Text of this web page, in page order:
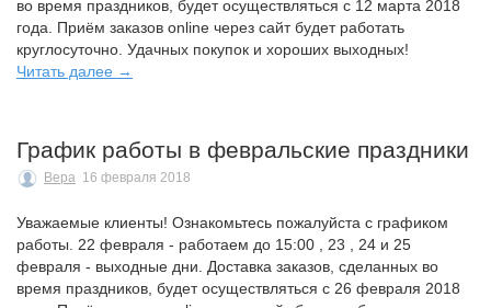
во время праздников, будет осуществляться с 12 марта 2018
года. Приём заказов online через сайт будет работать
круглосуточно. Удачных покупок и хороших выходных!
Читать далее →
График работы в февральские праздники
Вера 16 февраля 2018
Уважаемые клиенты! Ознакомьтесь пожалуйста с графиком
работы. 22 февраля - работаем до 15:00 , 23 , 24 и 25
февраля - выходные дни. Доставка заказов, сделанных во
время праздников, будет осуществляться с 26 февраля 2018